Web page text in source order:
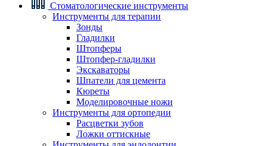
Стоматологические инструменты
Инструменты для терапии
Зонды
Гладилки
Штопферы
Штопфер-гладилки
Экскаваторы
Шпатели для цемента
Кюреты
Моделировочные ножи
Инструменты для ортопедии
Расцветки зубов
Ложки оттискные